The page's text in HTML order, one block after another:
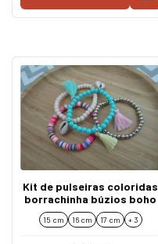
Kit de pulseiras coloridas
borrachinha búzios boho
15 cm 16 cm 17 cm + 3